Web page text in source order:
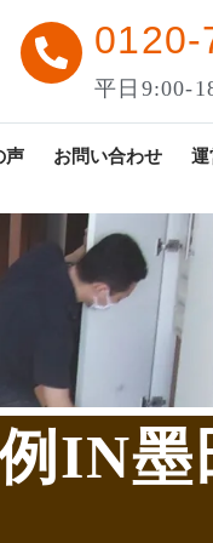
0120-
平日9:00-
声 お問い合わせ 運
IN墨